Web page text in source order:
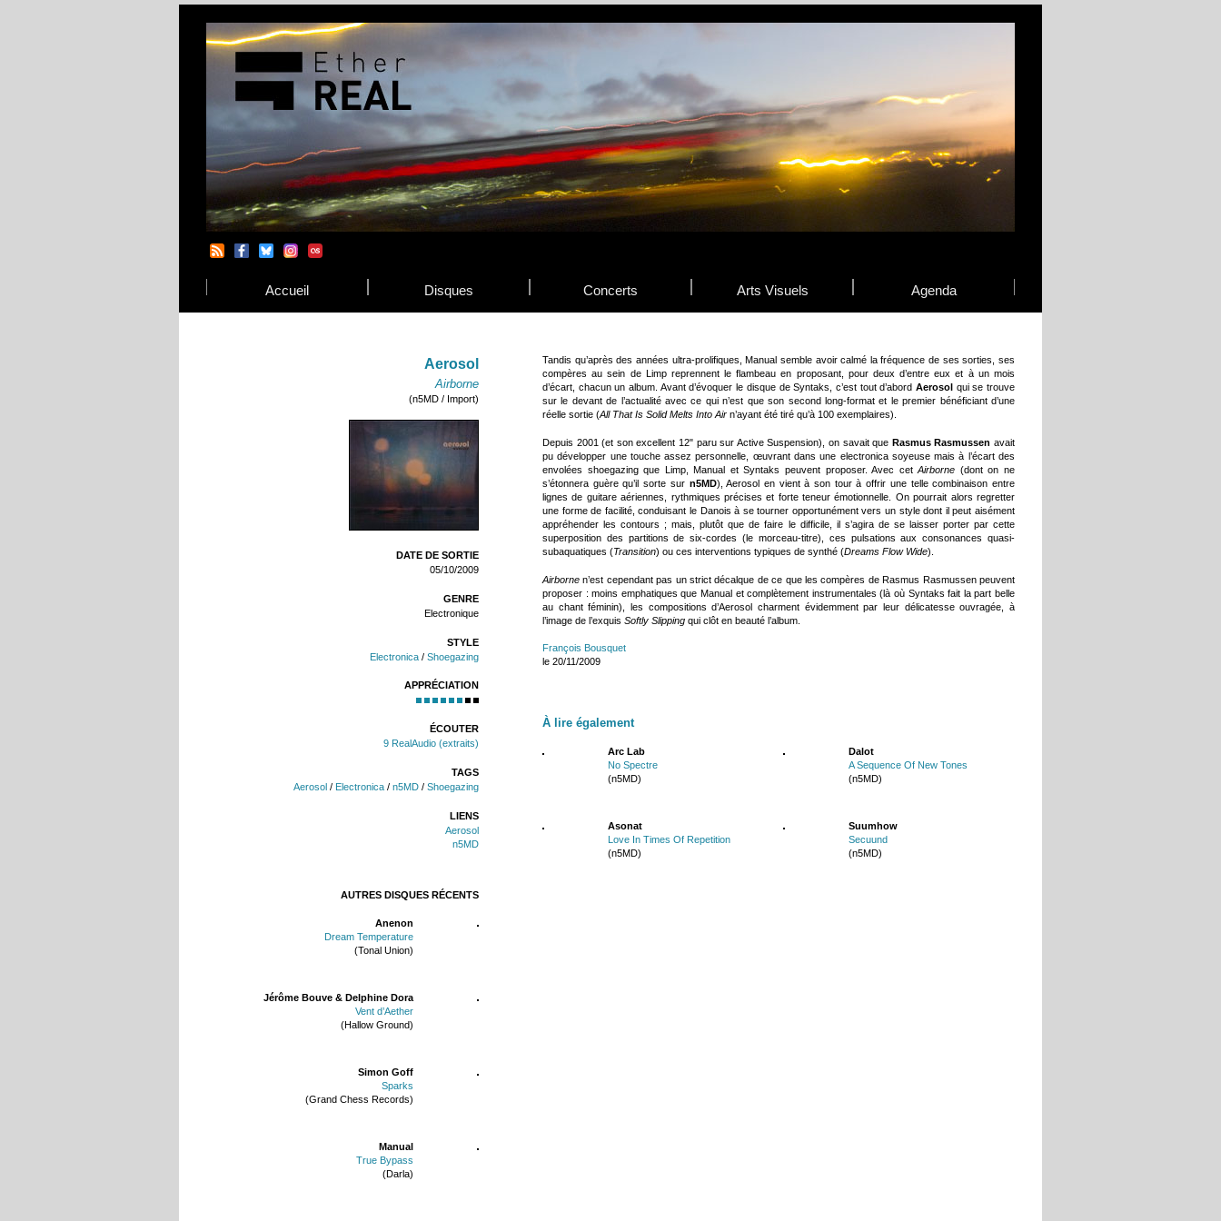
Accueil Disques Concerts Arts Visuels Agenda
Aerosol
Airborne
(n5MD / Import)
DATE DE SORTIE
05/10/2009
GENRE
Electronique
STYLE
Electronica / Shoegazing
APPRÉCIATION
ÉCOUTER
9 RealAudio (extraits)
TAGS
Aerosol / Electronica / n5MD / Shoegazing
LIENS
Aerosol
n5MD
AUTRES DISQUES RÉCENTS
Anenon
Dream Temperature
(Tonal Union)
Jérôme Bouve & Delphine Dora
Vent d’Aether
(Hallow Ground)
Simon Goff
Sparks
(Grand Chess Records)
Manual
True Bypass
(Darla)
Tandis qu’après des années ultra-prolifiques, Manual semble avoir calmé la fréquence de ses sorties, ses
compères au sein de Limp reprennent le flambeau en proposant, pour deux d’entre eux et à un mois
d’écart, chacun un album. Avant d’évoquer le disque de Syntaks, c’est tout d’abord Aerosolqui se trouve
sur le devant de l’actualité avec ce qui n’est que son second long-format et le premier bénéficiant d’une
réelle sortie (All That Is Solid Melts Into Air n’ayant été tiré qu’à 100 exemplaires).
Depuis 2001 (et son excellent 12" paru sur Active Suspension), on savait que Rasmus Rasmussen avait
pu développer une touche assez personnelle, œuvrant dans une electronica soyeuse mais à l’écart des
envolées shoegazing que Limp, Manual et Syntaks peuvent proposer. Avec cetAirborne (dont on ne
s’étonnera guère qu’il sorte sur n5MD), Aerosol en vient à son tour à offrir une telle combinaison entre
lignes de guitare aériennes, rythmiques précises et forte teneur émotionnelle. On pourrait alors regretter
une forme de facilité, conduisant le Danois à se tourner opportunément vers un style dont il peut aisément
appréhender les contours ; mais, plutôt que de faire le difficile, il s’agira de se laisser porter par cette
superposition des partitions de six-cordes (le morceau-titre), ces pulsations aux consonances quasi-
subaquatiques (Transition) ou ces interventions typiques de synthé (Dreams Flow Wide).
Airborne n’est cependant pas un strict décalque de ce que les compères de Rasmus Rasmussen peuvent
proposer : moins emphatiques que Manual et complètement instrumentales (là où Syntaks fait la part belle
au chant féminin), les compositions d’Aerosol charment évidemment par leur délicatesse ouvragée, à
l’image de l’exquis Softly Slipping qui clôt en beauté l’album.
François Bousquet
le 20/11/2009
À lire également
Arc Lab
No Spectre
(n5MD)
Dalot
A Sequence Of New Tones
(n5MD)
Asonat
Love In Times Of Repetition
(n5MD)
Suumhow
Secuund
(n5MD)